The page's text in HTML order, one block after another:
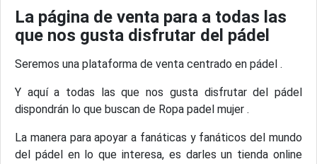
La página de venta para a todas las
que nos gusta disfrutar del pádel
Seremos una plataforma de venta centrado en pádel .
Y aquí a todas las que nos gusta disfrutar del pádel
dispondrán lo que buscan de Ropa padel mujer .
La manera para apoyar a fanáticas y fanáticos del mundo
del pádel en lo que interesa, es darles un tienda online